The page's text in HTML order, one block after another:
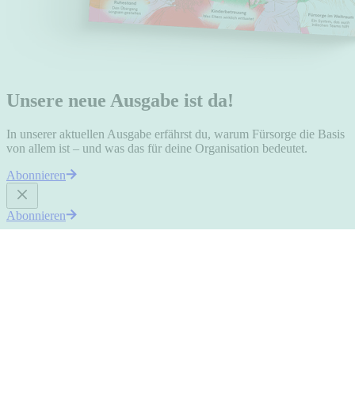
Unsere neue Ausgabe ist da!
In unserer aktuellen Ausgabe erfährst du, warum Fürsorge die Basis
von allem ist – und was das für deine Organisation bedeutet.
Abonnieren
Abonnieren